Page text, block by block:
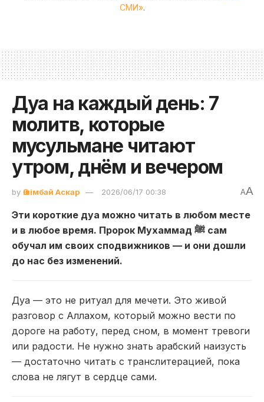
СМИ».
Дуа на каждый день: 7
молитв, которые
мусульмане читают
утром, днём и вечером
by Әшімбай Аскар 2026/06/17 00:38 AA
Эти короткие дуа можно читать в любом месте
и в любое время. Пророк Мухаммад ﷺ сам
обучал им своих сподвижников — и они дошли
до нас без изменений.
Дуа — это не ритуал для мечети. Это живой
разговор с Аллахом, который можно вести по
дороге на работу, перед сном, в момент тревоги
или радости. Не нужно знать арабский наизусть
— достаточно читать с транслитерацией, пока
слова не лягут в сердце сами.